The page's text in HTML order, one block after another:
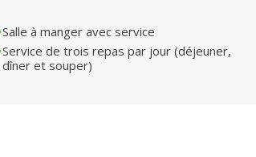
Salle à manger avec service
Service de trois repas par jour (déjeuner,
dîner et souper)